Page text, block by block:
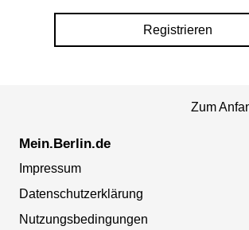
Registrieren
Zum
Mein.Berlin.de
Impressum
Datenschutzerklärung
Nutzungsbedingungen